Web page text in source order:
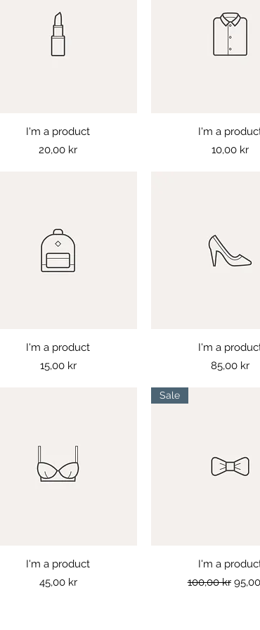
Snabbvisning
I'm a product
Pris
20,00 kr
I'm a
Pris
10,00 kr
Snabbvisning
I'm a product
Pris
15,00 kr
I'm a
Pris
85,00 kr
Snabbvisning
I'm a product
Pris
45,00 kr
Sale
I'm a
Ordinarie pris
100,00 kr